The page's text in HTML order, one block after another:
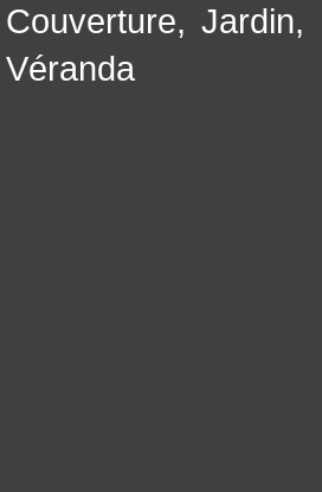
Couverture,Jardin,
Véranda